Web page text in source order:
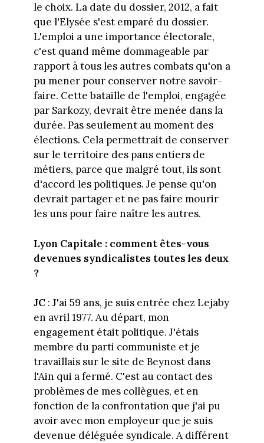
le choix. La date du dossier, 2012, a fait
que l'Elysée s'est emparé du dossier.
L'emploi a une importance électorale,
c'est quand même dommageable par
rapport à tous les autres combats qu'on a
pu mener pour conserver notre savoir-
faire. Cette bataille de l'emploi, engagée
par Sarkozy, devrait être menée dans la
durée. Pas seulement au moment des
élections. Cela permettrait de conserver
sur le territoire des pans entiers de
métiers, parce que malgré tout, ils sont
d'accord les politiques. Je pense qu'on
devrait partager et ne pas faire mourir
les uns pour faire naître les autres.
Lyon Capitale : comment êtes-vous
devenues syndicalistes toutes les deux
?
JC : J'ai 59 ans, je suis entrée chez Lejaby
en avril 1977. Au départ, mon
engagement était politique. J'étais
membre du parti communiste et je
travaillais sur le site de Beynost dans
l'Ain qui a fermé. C'est au contact des
problèmes de mes collègues, et en
fonction de la confrontation que j'ai pu
avoir avec mon employeur que je suis
devenue déléguée syndicale. A différent